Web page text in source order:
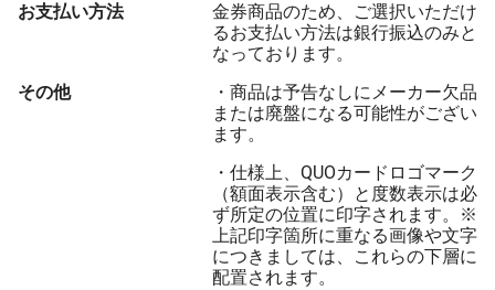
お支払い方法
金券商品のため、ご選択いただけ
るお支払い方法は銀行振込のみと
なっております。
その他
・商品は予告なしにメーカー欠品
または廃盤になる可能性がござい
ます。
・仕様上、QUOカードロゴマーク
（額面表示含む）と度数表示は必
ず所定の位置に印字されます。※
上記印字箇所に重なる画像や文字
につきましては、これらの下層に
配置されます。